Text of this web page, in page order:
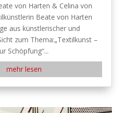
von Harten & Celina von
Beate von Harten
aus künstlerischer und
zum Thema:„Textilkunst –
Schöpfung“...
mehr lesen